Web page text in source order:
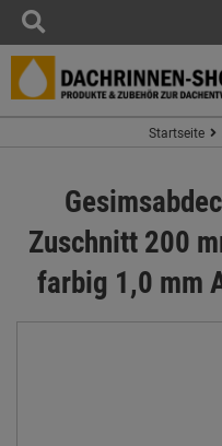
Startseite
Zuschnitt 200
farbig 1,0 mm